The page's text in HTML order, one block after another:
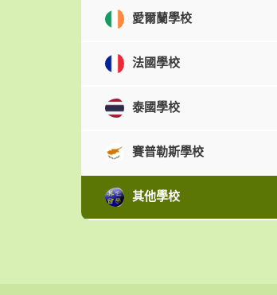
愛爾蘭學校
法國學校
泰國學校
賽普勒斯學校
其他學校